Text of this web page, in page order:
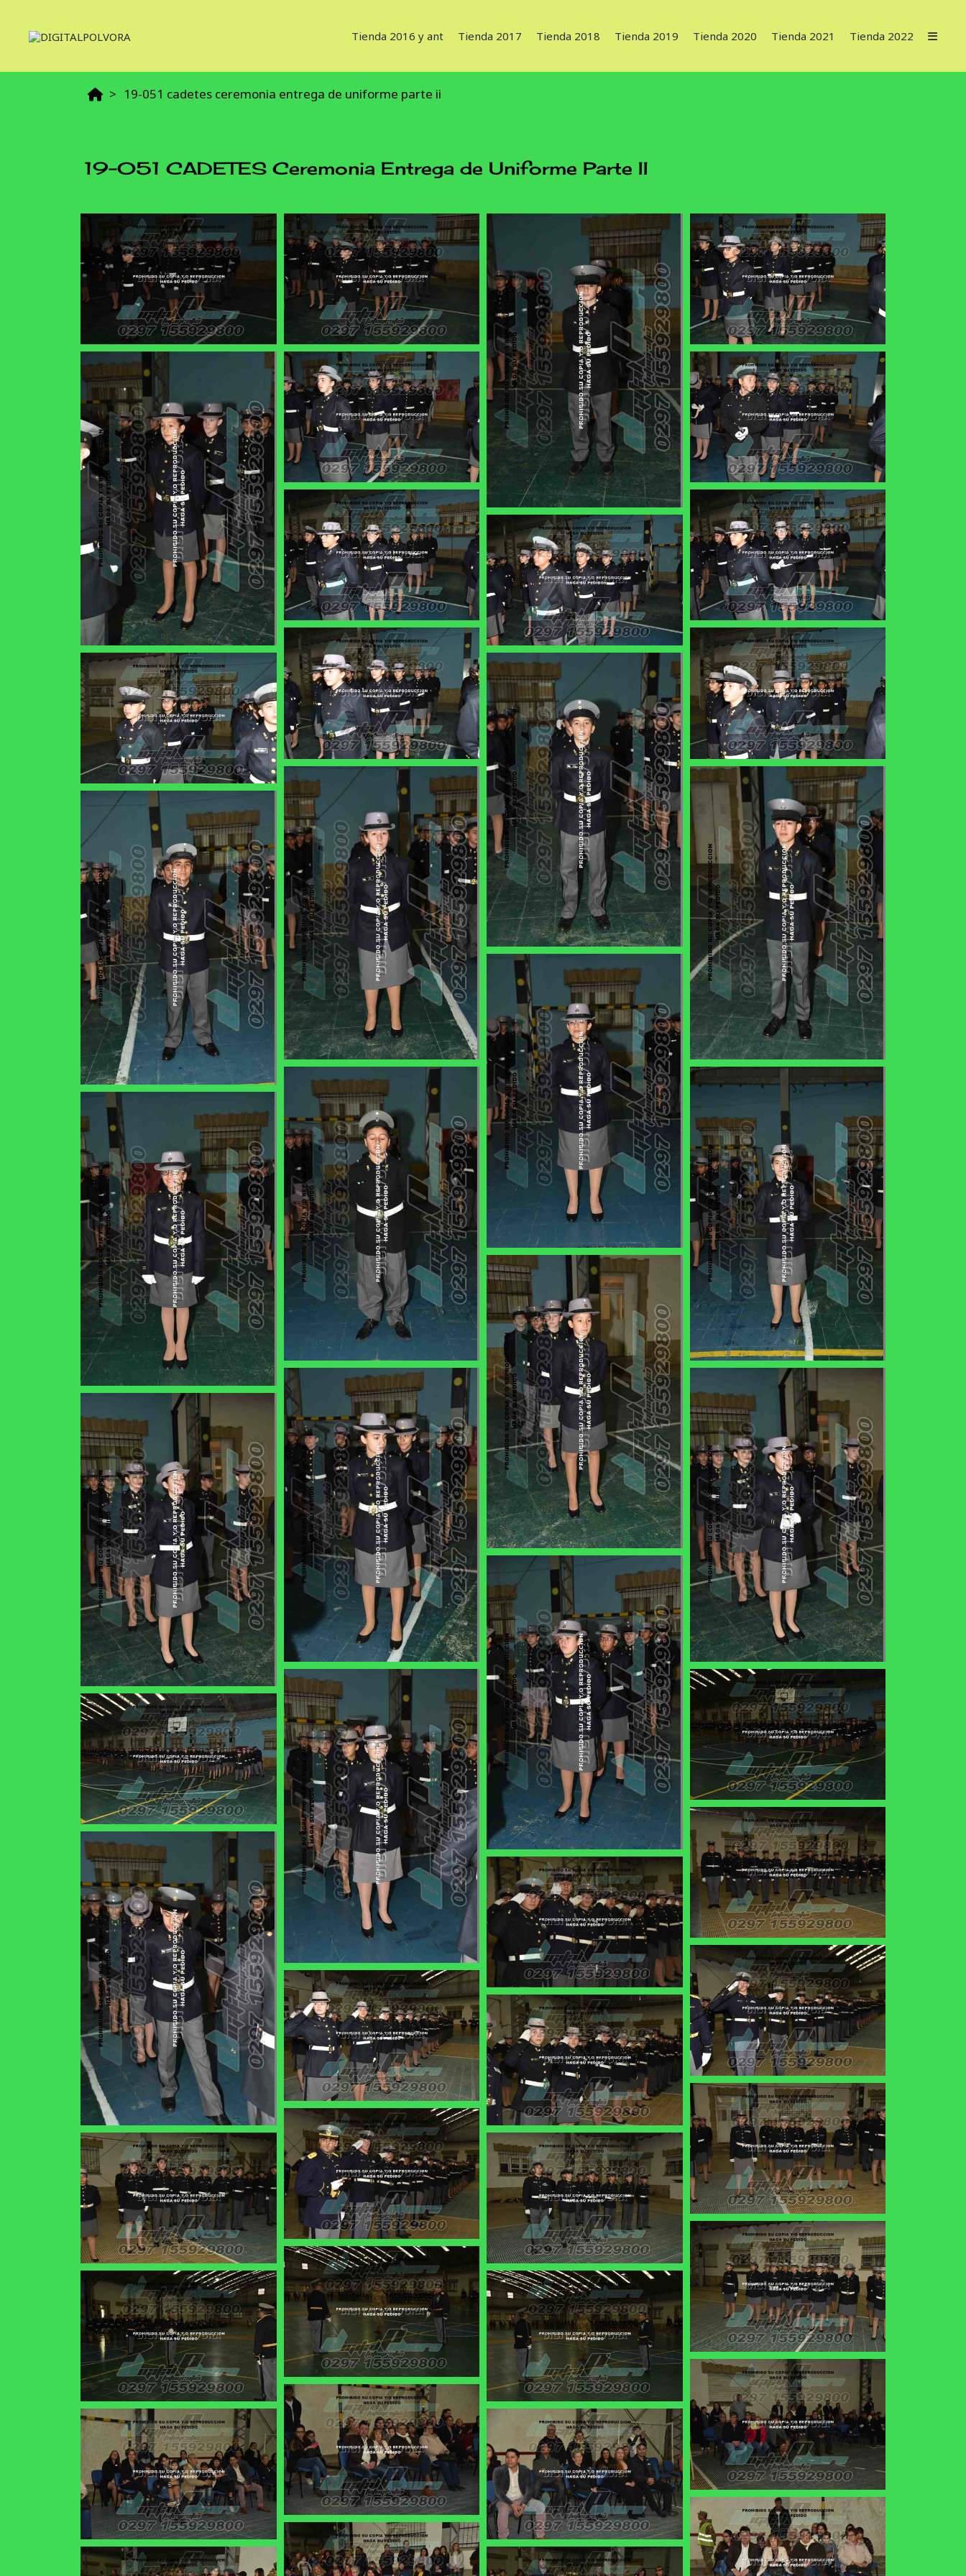
Tienda 2016 y ant Tienda 2017 Tienda 2018 Tienda 2019 Tienda 2020 Tienda 2021 Tienda 2022
19-051 cadetes ceremonia entrega de uniforme parte ii
19-051 CADETES Ceremonia Entrega de Uniforme Parte II